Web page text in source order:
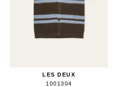
LES DEUX
1001304